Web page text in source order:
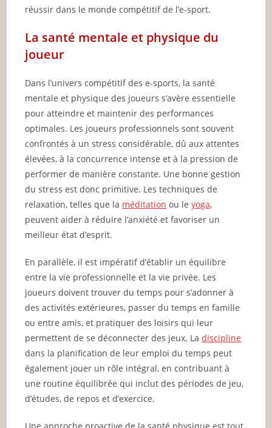
réussir dans le monde compétitif de l’e-sport.
La santé mentale et physique du
joueur
Dans l’univers compétitif des e-sports, la santé
mentale et physique des joueurs s’avère essentielle
pour atteindre et maintenir des performances
optimales. Les joueurs professionnels sont souvent
confrontés à un stress considérable, dû aux attentes
élevées, à la concurrence intense et à la pression de
performer de manière constante. Une bonne gestion
du stress est donc primitive. Les techniques de
relaxation, telles que la méditation ou leyoga,
peuvent aider à réduire l’anxiété et favoriser un
meilleur état d’esprit.
En parallèle, il est impératif d’établir un équilibre
entre la vie professionnelle et la vie privée. Les
joueurs doivent trouver du temps pour s’adonner à
des activités extérieures, passer du temps en famille
ou entre amis, et pratiquer des loisirs qui leur
permettent de se déconnecter des jeux. Ladiscipline
dans la planification de leur emploi du temps peut
également jouer un rôle intégral, en contribuant à
une routine équilibrée qui inclut des périodes de jeu,
d’études, de repos et d’exercice.